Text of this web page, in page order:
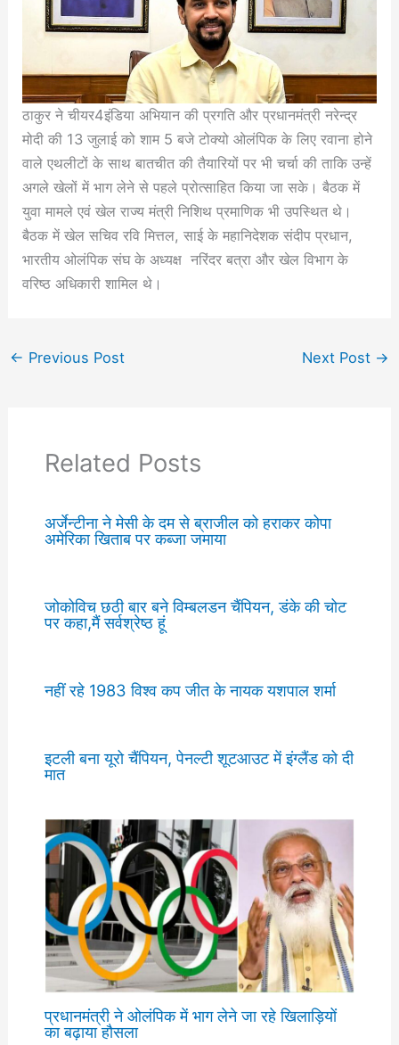
ठाकुर ने चीयर4इंडिया अभियान की प्रगति और प्रधानमंत्री नरेन्द्र
मोदी की 13 जुलाई को शाम 5 बजे टोक्यो ओलंपिक के लिए रवाना होने
वाले एथलीटों के साथ बातचीत की तैयारियों पर भी चर्चा की ताकि उन्हें
अगले खेलों में भाग लेने से पहले प्रोत्साहित किया जा सके। बैठक में
युवा मामले एवं खेल राज्य मंत्री निशिथ प्रमाणिक भी उपस्थित थे।
बैठक में खेल सचिव रवि मित्तल, साई के महानिदेशक संदीप प्रधान,
भारतीय ओलंपिक संघ के अध्यक्ष नरिंदर बत्रा और खेल विभाग के
वरिष्ठ अधिकारी शामिल थे।
← Previous Post Next Post →
Related Posts
अर्जेन्टीना ने मेसी के दम से ब्राजील को हराकर कोपा
अमेरिका खिताब पर कब्जा जमाया
जोकोविच छठी बार बने विम्बलडन चैंपियन, डंके की चोट
पर कहा,मैं सर्वश्रेष्ठ हूं
नहीं रहे 1983 विश्व कप जीत के नायक यशपाल शर्मा
इटली बना यूरो चैंपियन, पेनल्टी शूटआउट में इंग्लैंड को दी
मात
प्रधानमंत्री ने ओलंपिक में भाग लेने जा रहे खिलाड़ियों
का बढ़ाया हौसला